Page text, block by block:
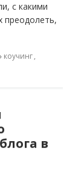
с какими
преодолеть,
коучинг,
в